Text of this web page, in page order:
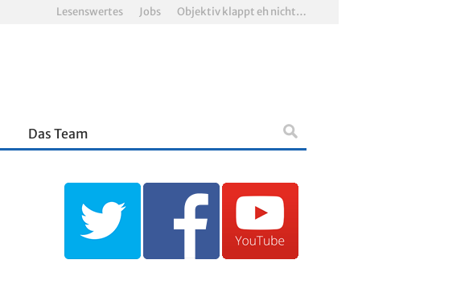
Lesenswertes Jobs Objektiv klappt eh nicht…
Das Team